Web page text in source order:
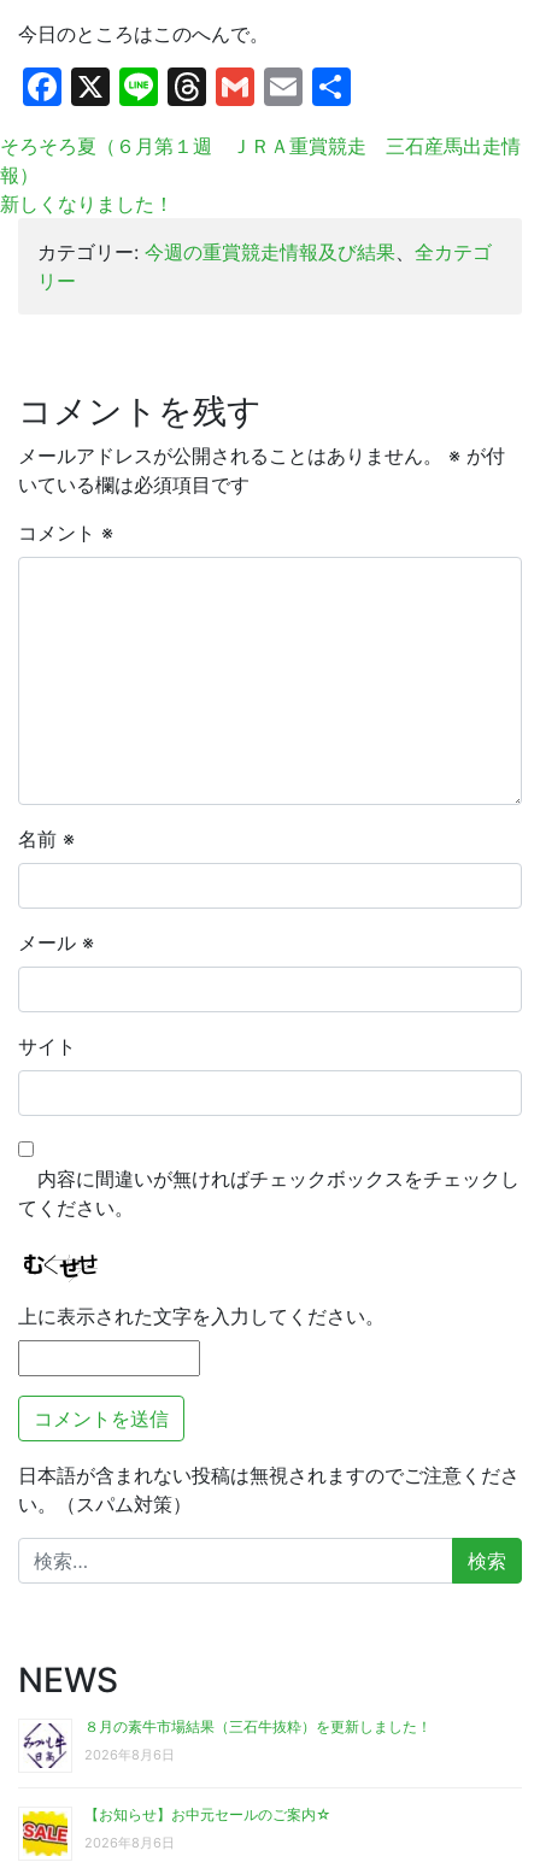
今日のところはこのへんで。
Facebook
X LineThreads
Gmail
Email
有
そろそろ夏（６月第１週 ＪＲＡ重賞競走 三石産馬出走情
報）
新しくなりました！
カテゴリー: 今週の重賞競走情報及び結果、 全カテゴ
リー
コメントを残す
メールアドレスが公開されることはありません。 ※ が付
いている欄は必須項目です
コメント ※
名前 ※
メール ※
サイト
内容に間違いが無ければチェックボックスをチェックし
てください。
上に表示された文字を入力してください。
日本語が含まれない投稿は無視されますのでご注意くださ
い。（スパム対策）
検
索:
NEWS
８月の素牛市場結果（三石牛抜粋）を更新しました！
2026年8月6日
【お知らせ】お中元セールのご案内☆
2026年8月6日